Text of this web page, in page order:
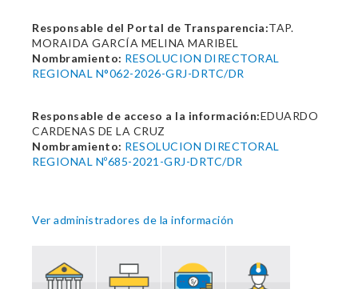
Responsable del Portal de Transparencia:TAP.
MORAIDA GARCÍA MELINA MARIBEL
Nombramiento: RESOLUCION DIRECTORAL
REGIONAL N°062-2026-GRJ-DRTC/DR
Responsable de acceso a la información:EDUARDO
CARDENAS DE LA CRUZ
Nombramiento: RESOLUCION DIRECTORAL
REGIONAL Nº685-2021-GRJ-DRTC/DR
Ver administradores de la información